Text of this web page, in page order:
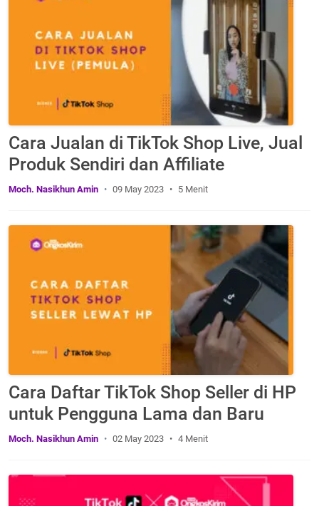
Cara Jualan di TikTok Shop Live, Jual
Produk Sendiri dan Affiliate
Moch. Nasikhun Amin 09 May 2023 5 Menit
Cara Daftar TikTok Shop Seller di HP
untuk Pengguna Lama dan Baru
Moch. Nasikhun Amin 02 May 2023 4 Menit